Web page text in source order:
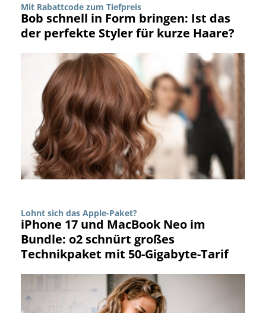
Mit Rabattcode zum Tiefpreis
Bob schnell in Form bringen: Ist das
der perfekte Styler für kurze Haare?
Lohnt sich das Apple-Paket?
iPhone 17 und MacBook Neo im
Bundle: o2 schnürt großes
Technikpaket mit 50-Gigabyte-Tarif